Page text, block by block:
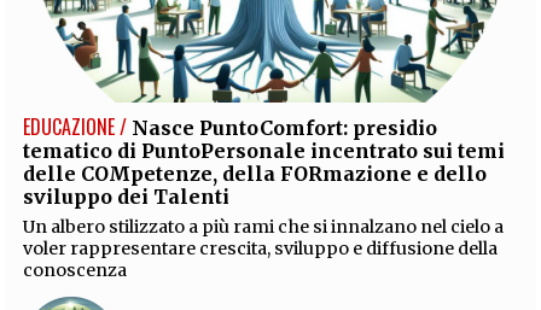
EDUCAZIONE / Nasce PuntoComfort: presidio
tematico di PuntoPersonale incentrato sui temi
delle COMpetenze, della FORmazione e dello
sviluppo dei Talenti
Un albero stilizzato a più rami che si innalzano nel cielo a
voler rappresentare crescita, sviluppo e diffusione della
conoscenza